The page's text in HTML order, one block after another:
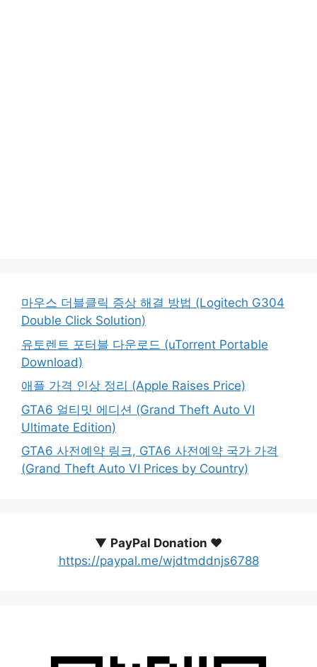
마우스 더블클릭 증상 해결 방법 (Logitech G304
Double Click Solution)
유토렌트 포터블 다운로드 (uTorrent Portable
Download)
애플 가격 인상 정리 (Apple Raises Price)
GTA6 얼티밋 에디션 (Grand Theft Auto VI
Ultimate Edition)
GTA6 사전예약 링크, GTA6 사전예약 국가 가격
(Grand Theft Auto VI Prices by Country)
▼ PayPal Donation ♥️
https://paypal.me/wjdtmddnjs6788